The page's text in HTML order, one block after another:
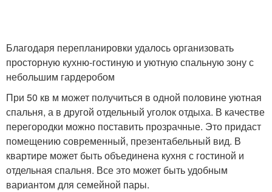
Благодаря перепланировки удалось организовать
просторную кухню-гостиную и уютную спальную зону с
небольшим гардеробом
При 50 кв м может получиться в одной половине уютная
спальня, а в другой отдельный уголок отдыха. В качестве
перегородки можно поставить прозрачные. Это придаст
помещению современный, презентабельный вид. В
квартире может быть объединена кухня с гостиной и
отдельная спальня. Все это может быть удобным
вариантом для семейной пары.